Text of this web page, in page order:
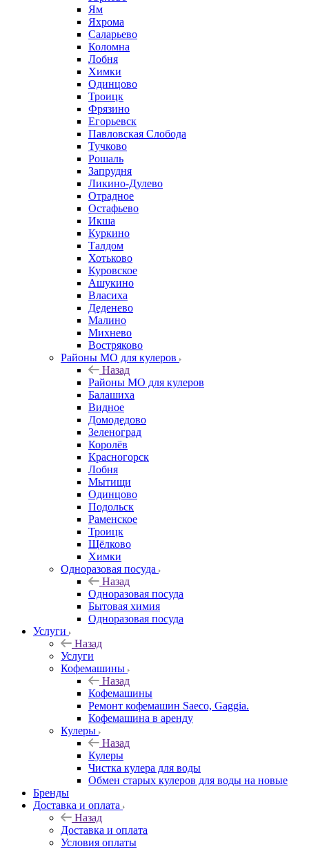
Ям
Яхрома
Саларьево
Коломна
Лобня
Химки
Одинцово
Троицк
Фрязино
Егорьевск
Павловская Слобода
Тучково
Рошаль
Запрудня
Ликино-Дулево
Отрадное
Остафьево
Икша
Куркино
Талдом
Хотьково
Куровское
Ашукино
Власиха
Деденево
Малино
Михнево
Востряково
Районы МО для кулеров
Назад
Районы МО для кулеров
Балашиха
Видное
Домодедово
Зеленоград
Королёв
Красногорск
Лобня
Мытищи
Одинцово
Подольск
Раменское
Троицк
Щёлково
Химки
Одноразовая посуда
Назад
Одноразовая посуда
Бытовая химия
Одноразовая посуда
Услуги
Назад
Услуги
Кофемашины
Назад
Кофемашины
Ремонт кофемашин Saeco, Gaggia.
Кофемашина в аренду
Кулеры
Назад
Кулеры
Чистка кулера для воды
Обмен старых кулеров для воды на новые
Бренды
Доставка и оплата
Назад
Доставка и оплата
Условия оплаты